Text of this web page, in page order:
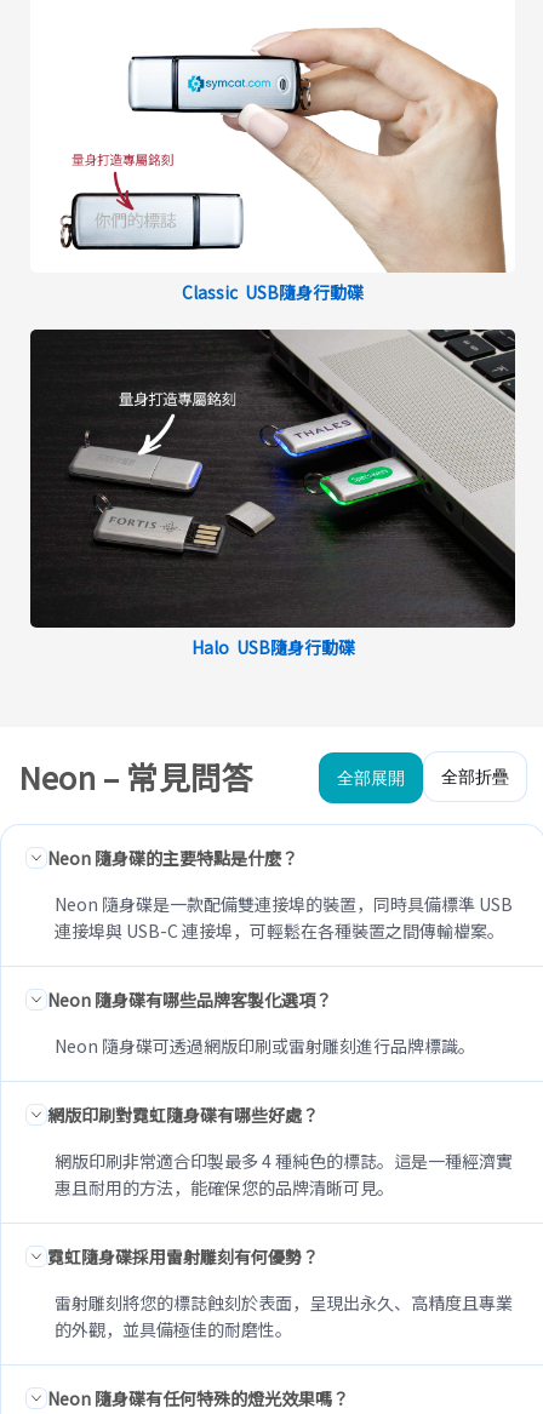
Classic USB隨身行動碟
Halo USB隨身行動碟
Neon – 常見問答 全部展開 全部折疊
Neon 隨身碟的主要特點是什麼？
Neon 隨身碟是一款配備雙連接埠的裝置，同時具備標準 USB
連接埠與 USB-C 連接埠，可輕鬆在各種裝置之間傳輸檔案。
Neon 隨身碟有哪些品牌客製化選項？
Neon 隨身碟可透過網版印刷或雷射雕刻進行品牌標識。
網版印刷對霓虹隨身碟有哪些好處？
網版印刷非常適合印製最多 4 種純色的標誌。這是一種經濟實
惠且耐用的方法，能確保您的品牌清晰可見。
霓虹隨身碟採用雷射雕刻有何優勢？
雷射雕刻將您的標誌蝕刻於表面，呈現出永久、高精度且專業
的外觀，並具備極佳的耐磨性。
Neon 隨身碟有任何特殊的燈光效果嗎？